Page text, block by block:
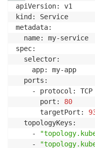
apiVersion: v1
kind: Service
metadata:
  name: my-service
spec:
  selector:
    app: my-app
  ports:
    - protocol: TCP
      port:
80
      targetPort:
  topologyKeys:
    -
    -